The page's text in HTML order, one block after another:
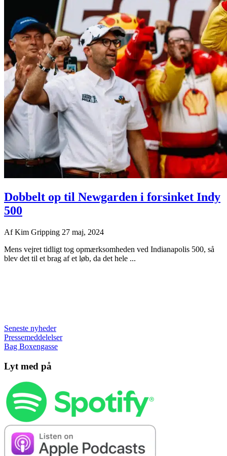
Dobbelt op til Newgarden i forsinket Indy
500
AfKim Gripping 27 maj, 2024
Mens vejret tidligt tog opmærksomheden ved Indianapolis 500, så
blev det til et brag af et løb, da det hele ...
Seneste nyheder
Pressemeddelelser
Bag Boxengasse
Lyt med på